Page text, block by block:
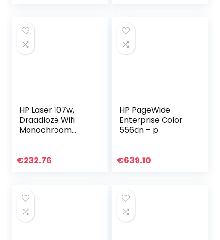
HP Laser 107w,
Draadloze Wifi
Monochroom
(Alleen afdrukken)
€232.76
HP PageWide
Enterprise Color
556dn – p
€639.10